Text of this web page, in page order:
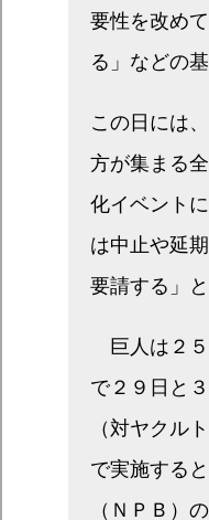
要性を改め
る」などの
この日には
方が集まる
化イベント
は中止や延
要請する」と
巨人は２
で２９日と
（対ヤクル
で実施する
（ＮＰＢ）